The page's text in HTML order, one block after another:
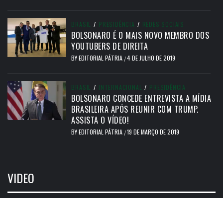
BRASIL / PRESIDÊNCIA / REDES SOCIAIS
BOLSONARO É O MAIS NOVO MEMBRO DOS
YOUTUBERS DE DIREITA
BYEDITORIAL PÁTRIA /4 DE JULHO DE 2019
BRASIL / INTERNACIONAL / PRESIDÊNCIA
BOLSONARO CONCEDE ENTREVISTA A MÍDIA
BRASILEIRA APÓS REUNIR COM TRUMP.
ASSISTA O VÍDEO!
BYEDITORIAL PÁTRIA /19 DE MARÇO DE 2019
VIDEO